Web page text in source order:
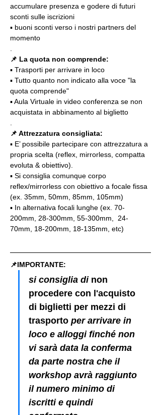
accumulare presenza e godere di futuri
sconti sulle iscrizioni
▪️ buoni sconti verso i nostri partners del
momento
📌 La quota non comprende:
▪️ Trasporti per arrivare in loco
▪️ Tutto quanto non indicato alla voce "la
quota comprende"
▪️ Aula Virtuale in video conferenza se non
acquistata in abbinamento al biglietto
📌 Attrezzatura consigliata:
▪️ E’ possibile partecipare con attrezzatura a
propria scelta (reflex, mirrorless, compatta
evoluta & obiettivo).
▪️ Si consiglia comunque corpo
reflex/mirrorless con obiettivo a focale fissa
(ex. 35mm, 50mm, 85mm, 105mm)
▪️ In alternativa focali lunghe (ex. 70-
200mm, 28-300mm, 55-300mm,  24-
70mm, 18-200mm, 18-135mm, etc)
📌IMPORTANTE:
si consiglia di non
procedere con l'acquisto
di biglietti per mezzi di
trasporto per arrivare in
loco e alloggi finché non
vi sarà data la conferma
da parte nostra che il
workshop avrà raggiunto
il numero minimo di
iscritti e quindi